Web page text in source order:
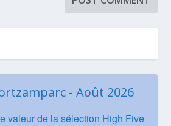
- Août 2026
valeur de la sélection High Five